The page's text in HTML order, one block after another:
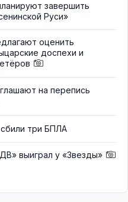
завершить
Руси»
оценить
доспехи и
на перепись
три БПЛА
выиграл у «Звезды»